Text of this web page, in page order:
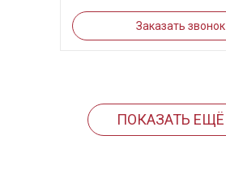
Заказать звонок
ПОКАЗАТЬ ЕЩЁ